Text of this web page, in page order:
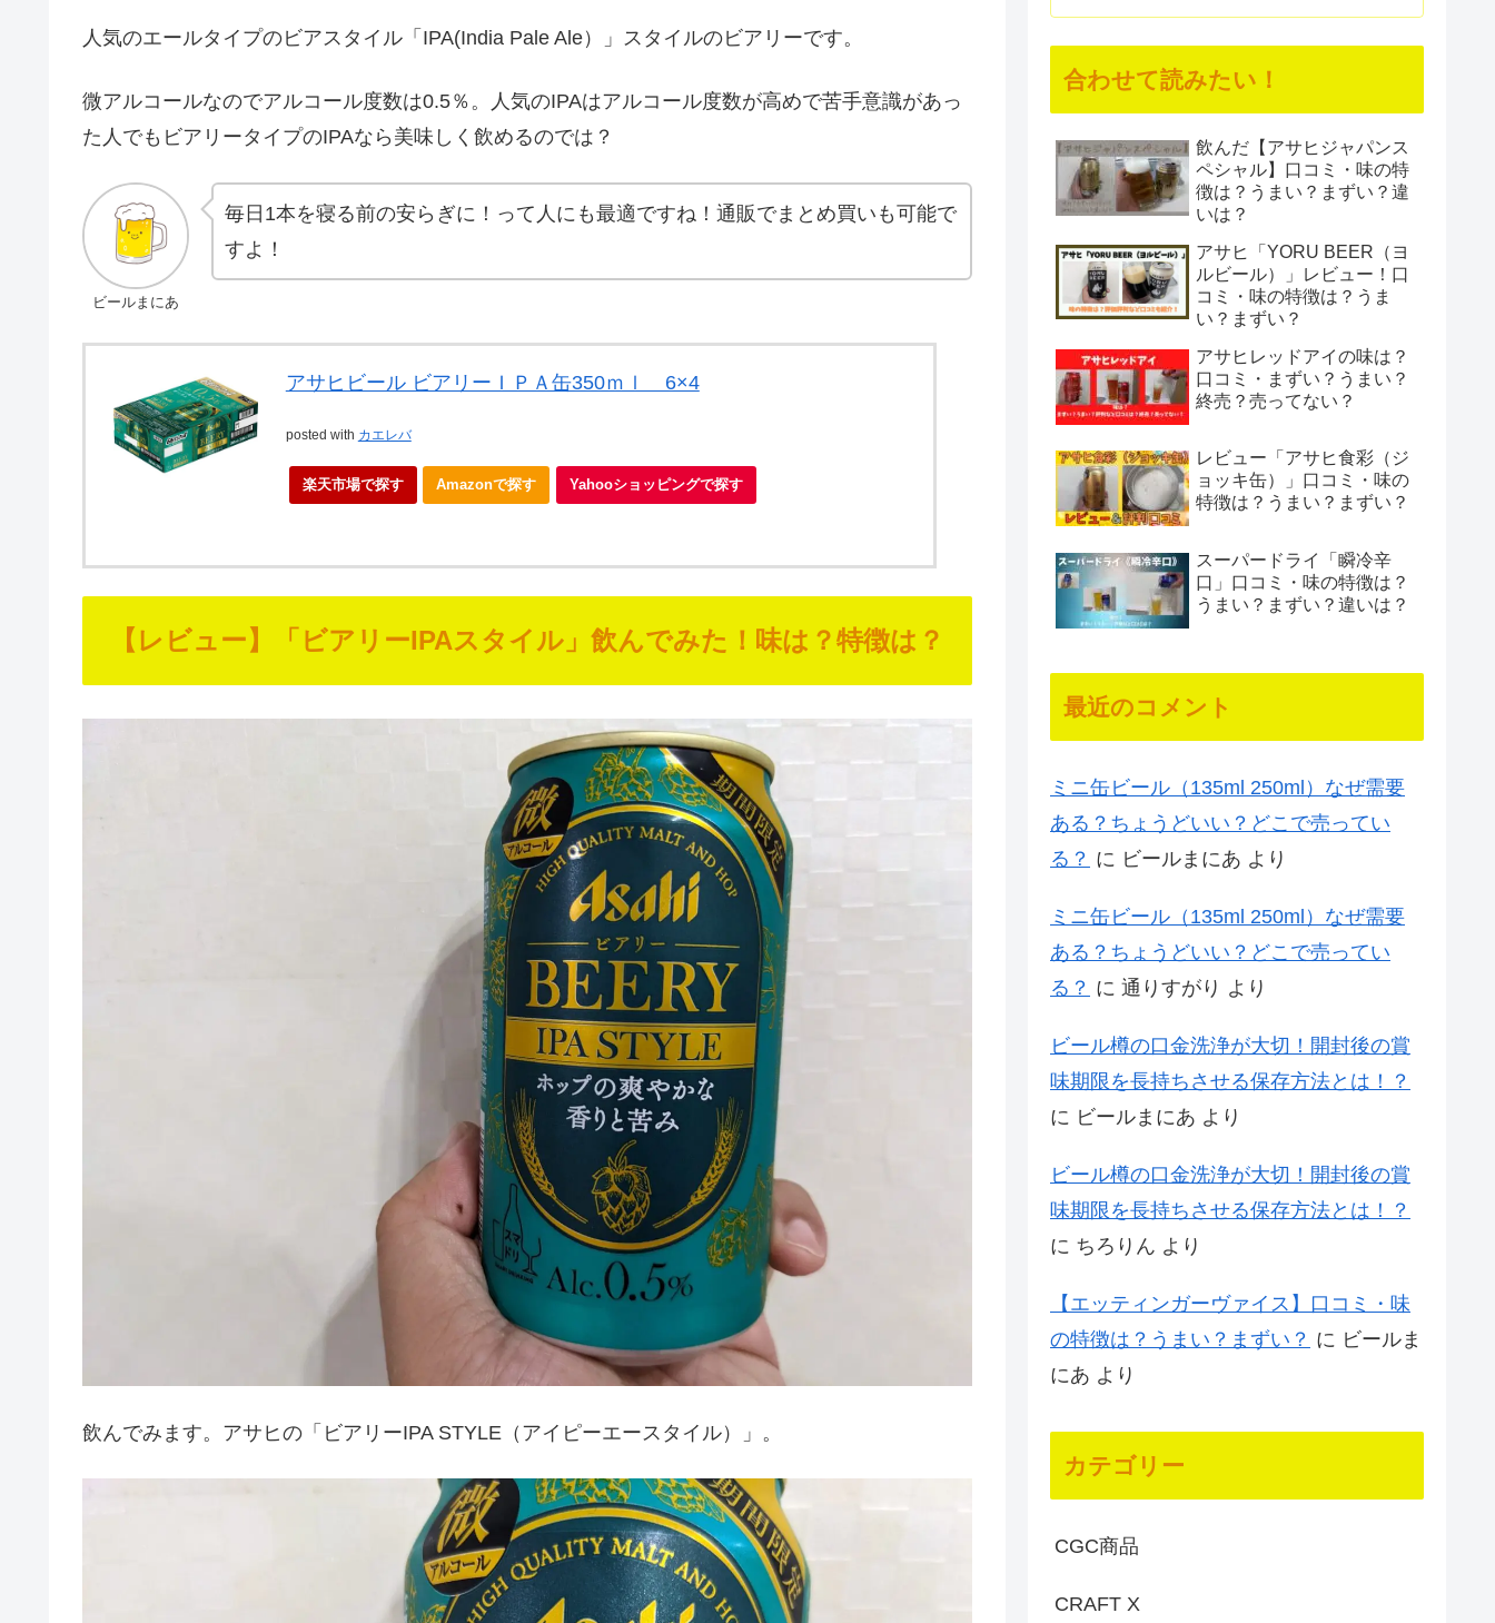
人気のエールタイプのビアスタイル「IPA(India Pale Ale）」スタイルのビアリーです。
微アルコールなのでアルコール度数は0.5％。人気のIPAはアルコール度数が高めで苦手意識があっ
た人でもビアリータイプのIPAなら美味しく飲めるのでは？
ビールまにあ
毎日1本を寝る前の安らぎに！って人にも最適ですね！通販でまとめ買いも可能で
すよ！
アサヒビール ビアリーＩＰＡ缶350ｍｌ 6×4
posted with カエレバ
楽天市場で探す Amazonで探す Yahooショッピングで探す
【レビュー】「ビアリーIPAスタイル」飲んでみた！味は？特徴は？
飲んでみます。アサヒの「ビアリーIPA STYLE（アイピーエースタイル）」。
合わせて読みたい！
飲んだ【アサヒジャパンス
ペシャル】口コミ・味の特
徴は？うまい？まずい？違
いは？
アサヒ「YORU BEER（ヨ
ルビール）」レビュー！口
コミ・味の特徴は？うま
い？まずい？
アサヒレッドアイの味は？
口コミ・まずい？うまい？
終売？売ってない？
レビュー「アサヒ食彩（ジ
ョッキ缶）」口コミ・味の
特徴は？うまい？まずい？
スーパードライ「瞬冷辛
口」口コミ・味の特徴は？
うまい？まずい？違いは？
最近のコメント
ミニ缶ビール（135ml 250ml）なぜ需要
ある？ちょうどいい？どこで売ってい
る？ に ビールまにあ より
ミニ缶ビール（135ml 250ml）なぜ需要
ある？ちょうどいい？どこで売ってい
る？ に 通りすがり より
ビール樽の口金洗浄が大切！開封後の賞
味期限を長持ちさせる保存方法とは！？
に ビールまにあ より
ビール樽の口金洗浄が大切！開封後の賞
味期限を長持ちさせる保存方法とは！？
に ちろりん より
【エッティンガーヴァイス】口コミ・味
の特徴は？うまい？まずい？ に ビールま
にあ より
カテゴリー
CGC商品
CRAFT X